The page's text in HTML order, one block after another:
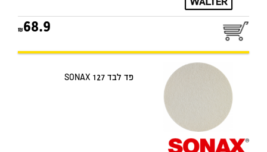
68.9
פד לבד SONAX 127